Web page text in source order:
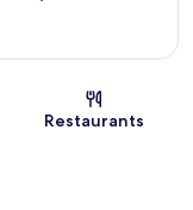
Restaurants